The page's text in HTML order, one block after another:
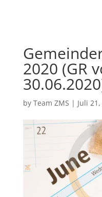
2020 (GR
by Team ZMS | Juli